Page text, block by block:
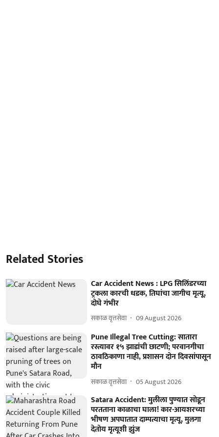
Related Stories
Car Accident News : LPG सिलिंडरच्या
ट्रकला कारची धडक, तिघांचा जागीच मृत्यू,
दोघे गंभीर
सकाळ वृत्तसेवा 09 August 2026
Pune Illegal Tree Cutting: सातारा
रस्त्यावर १५ झाडांची छाटणी; परवानगीचा
ठावठिकाणा नाही, प्रशासन दोन दिवसांपासून
मौन
सकाळ वृत्तसेवा 05 August 2026
Satara Accident: मुलीला पुण्यात सोडून
परतताना काळाचा घाला! कार-आयशरच्या
भीषण अपघातात दाम्पत्याचा मृत्यू, मुलगा
देतोय मृत्यूशी झुंज